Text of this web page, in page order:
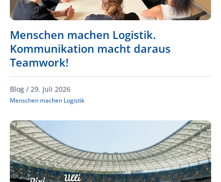
Menschen machen Logistik.
Kommunikation macht daraus
Teamwork!
Blog / 29. Juli 2026
Menschen machen Logistik